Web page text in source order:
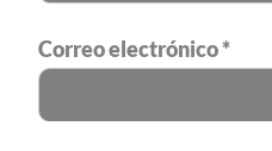
Correo electrónico*